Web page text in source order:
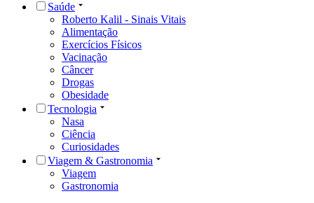
Saúde
Roberto Kalil - Sinais Vitais
Alimentação
Exercícios Físicos
Vacinação
Câncer
Drogas
Obesidade
Tecnologia
Nasa
Ciência
Curiosidades
Viagem & Gastronomia
Viagem
Gastronomia